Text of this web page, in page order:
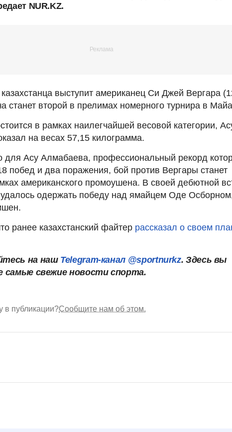
NUR.KZ.
выступит американец Си Джей Вергара
станет второй в прелимах номерного турнира в
в рамках наилегчайшей весовой категории,
на весах 57,15 килограмма.
для Асу Алмабаева, профессиональный рекорд
побед и два поражения, бой против Вергары станет
американского промоушена. В своей дебютной
удалось одержать победу над ямайцем Оде
ранее казахстанский файтер рассказал о своем
на наш Telegram-канал @sportnurkz. Здесь вы
самые свежие новости спорта.
в публикации?Сообщите нам об этом.